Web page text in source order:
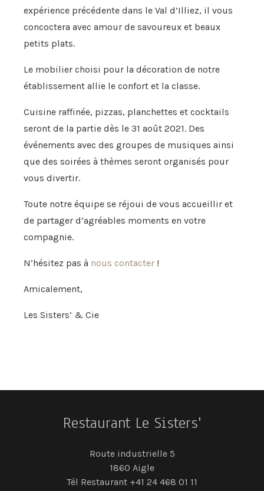
expérience précédente dans le Val d’Illiez, il vous
concoctera avec amour de savoureux et beaux
petits plats.
Le mobilier choisi pour la décoration de notre
établissement allie le confort et la classe.
Cuisine raffinée, pizzas, planchettes et cocktails
seront de la partie dès le 31 août 2021. Des
événements avec des groupes de musiques ainsi
que des soirées à thèmes seront organisés pour
vous divertir.
Toute notre équipe se réjoui de vous accueillir et
de partager d’agréables moments en votre
compagnie.
N’hésitez pas à nous contacter !
Amicalement,
Les Sisters’ & Cie
Restaurant Le Sisters'
Route industrielle 5
1860 Aigle
Tél Restaurant +41 24 468 01 11